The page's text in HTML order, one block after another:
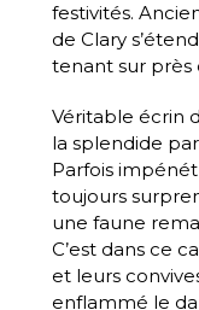
festivités.
de Clary
tenant sur près
Véritable écrin
la splendide
Parfois
toujours
une faune
C’est dans ce
et leurs
enflammé le